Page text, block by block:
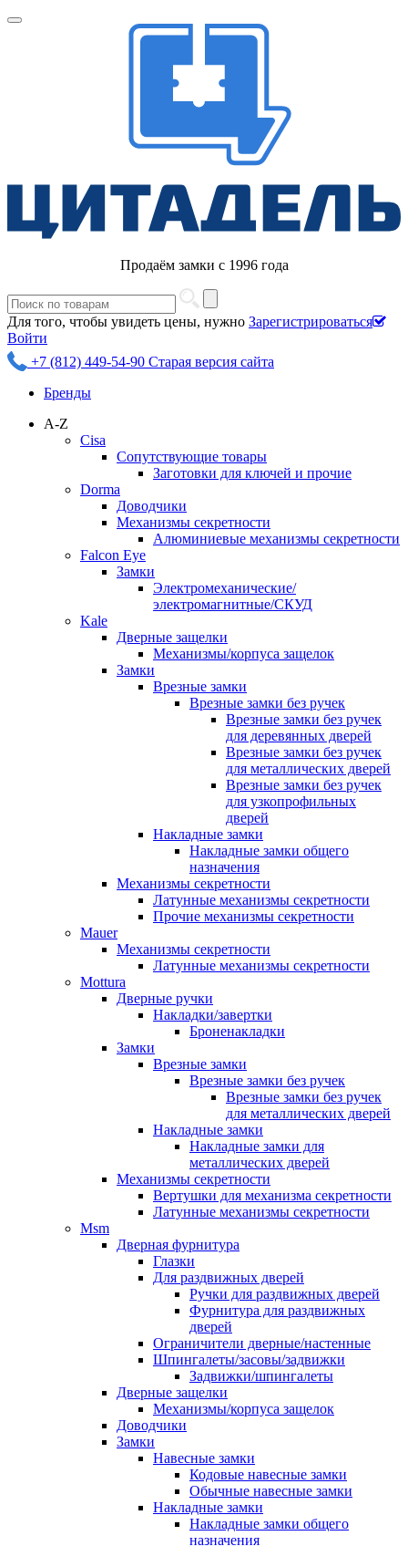
Продаём замки с 1996 года
Для того, чтобы увидеть цены, нужно Зарегистрироваться
Войти
+7 (812) 449-54-90 Старая версия сайта
Бренды
A-Z
Cisa
Сопутствующие товары
Заготовки для ключей и прочие
Dorma
Доводчики
Механизмы секретности
Алюминиевые механизмы секретности
Falcon Eye
Замки
Электромеханические/
электромагнитные/СКУД
Kale
Дверные защелки
Механизмы/корпуса защелок
Замки
Врезные замки
Врезные замки без ручек
Врезные замки без ручек
для деревянных дверей
Врезные замки без ручек
для металлических дверей
Врезные замки без ручек
для узкопрофильных
дверей
Накладные замки
Накладные замки общего
назначения
Механизмы секретности
Латунные механизмы секретности
Прочие механизмы секретности
Mauer
Механизмы секретности
Латунные механизмы секретности
Mottura
Дверные ручки
Накладки/завертки
Броненакладки
Замки
Врезные замки
Врезные замки без ручек
Врезные замки без ручек
для металлических дверей
Накладные замки
Накладные замки для
металлических дверей
Механизмы секретности
Вертушки для механизма секретности
Латунные механизмы секретности
Msm
Дверная фурнитура
Глазки
Для раздвижных дверей
Ручки для раздвижных дверей
Фурнитура для раздвижных
дверей
Ограничители дверные/настенные
Шпингалеты/засовы/задвижки
Задвижки/шпингалеты
Дверные защелки
Механизмы/корпуса защелок
Доводчики
Замки
Навесные замки
Кодовые навесные замки
Обычные навесные замки
Накладные замки
Накладные замки общего
назначения